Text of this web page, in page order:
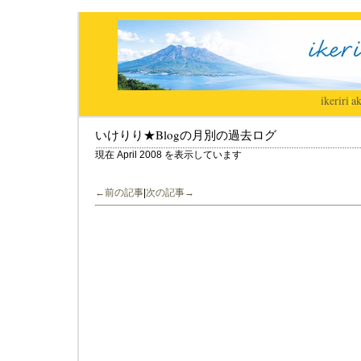
ikeriri|
いけりり★Blogの月別の過去ログ
現在 April 2008 を表示しています
←前の記事 次の記事→